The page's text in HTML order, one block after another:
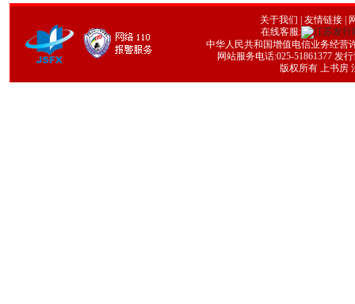
关于我们 友情链接 |
在线客服:
中华人民共和国增值电信业务经营
网站服务电话:025-51861377 发
版权所有 上书房